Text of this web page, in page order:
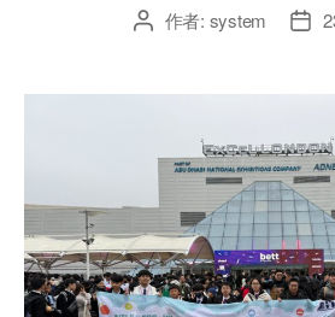
作者: system